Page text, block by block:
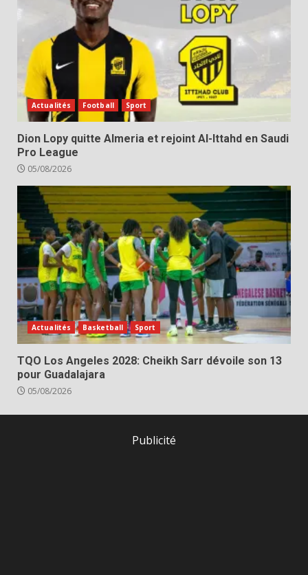
Actualités Football Sport
Dion Lopy quitte Almeria et rejoint Al-Ittahd en Saudi
Pro League
05/08/2026
Actualités Basketball Sport
TQO Los Angeles 2028: Cheikh Sarr dévoile son 13
pour Guadalajara
05/08/2026
Publicité